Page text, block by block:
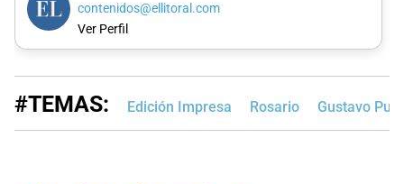
contenidos@ellitoral.com
Ver Perfil
#TEMAS: Edición Impresa Rosario Gustavo